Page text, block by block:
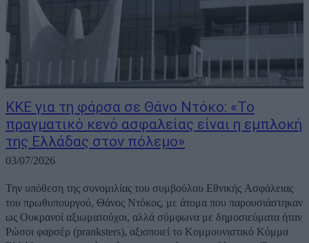
ΚΚΕ για τη φάρσα σε Θάνο Ντόκο: «Το
πραγματικό κενό ασφαλείας είναι η εμπλοκή
της Ελλάδας στον πόλεμο»
03/07/2026
Την υπόθεση της συνομιλίας του συμβούλου Εθνικής Ασφάλειας
του πρωθυπουργού, Θάνος Ντόκος, με άτομα που παρουσιάστηκαν
ως Ουκρανοί αξιωματούχοι, αλλά σύμφωνα με δημοσιεύματα ήταν
Ρώσοι φαρσέρ (pranksters), αξιοποιεί το Κομμουνιστικό Κόμμα